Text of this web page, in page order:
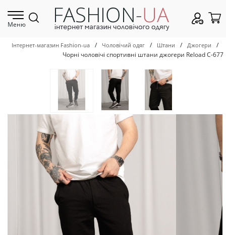
Меню
Інтернет-магазин Fashion-ua / Чоловічий одяг / Штани / Джогери
/
Чорні чоловічі спортивні штани джогери Reload С-677